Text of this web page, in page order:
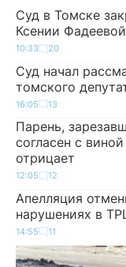
Суд в Томске
Ксении Фадеевой
10:33 20
Суд начал
томского
16:05 13
Парень,
согласен с
отрицает
12:05 12
Апелляция
нарушениях в
14:55 11